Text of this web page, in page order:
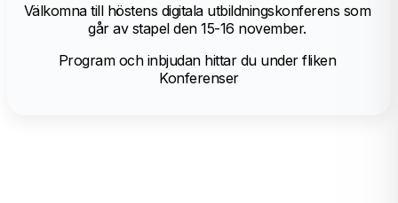
Välkomna till höstens digitala utbildningskonferens som
går av stapel den 15-16 november.
Program och inbjudan hittar du under fliken
Konferenser